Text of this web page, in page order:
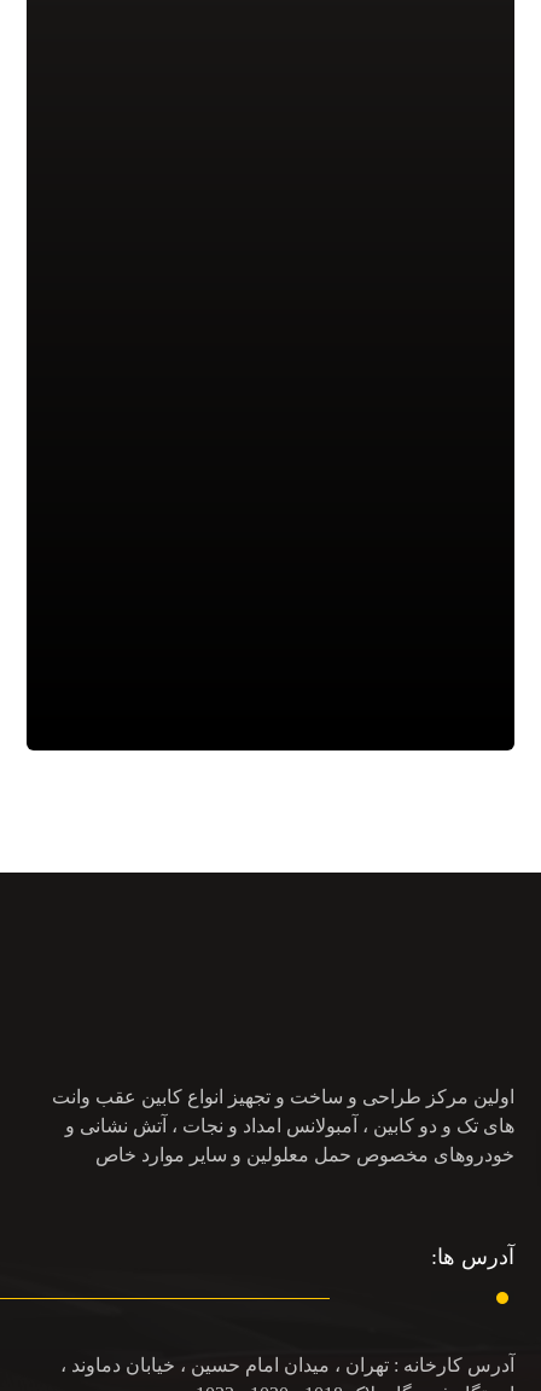
اولین مرکز طراحی و ساخت و تجهیز انواع کابین عقب وانت
های تک و دو کابین ، آمبولانس امداد و نجات ، آتش نشانی و
خودروهای مخصوص حمل معلولین و سایر موارد خاص
آدرس ها:
آدرس کارخانه : تهران ، میدان امام حسین ، خیابان دماوند ،